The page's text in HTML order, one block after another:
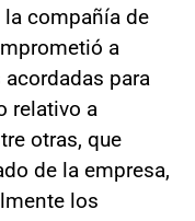
compañía de
a
para
relativo a
otras, que
de la empresa,
los